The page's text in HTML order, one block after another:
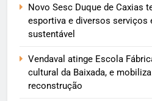
Novo Sesc Duque de Caxias
esportiva e diversos serviços
sustentável
Vendaval atinge Escola
cultural da Baixada, e
reconstrução